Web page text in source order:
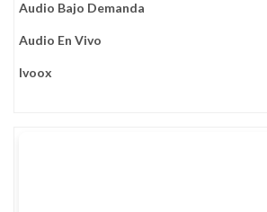
Audio Bajo Demanda
Audio En Vivo
Ivoox